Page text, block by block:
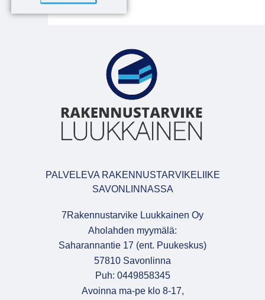
PALVELEVA RAKENNUSTARVIKELIIKE
SAVONLINNASSA
7Rakennustarvike Luukkainen Oy
Aholahden myymälä:
Saharannantie 17 (ent. Puukeskus)
57810 Savonlinna
Puh: 0449858345
Avoinna ma-pe klo 8-17,